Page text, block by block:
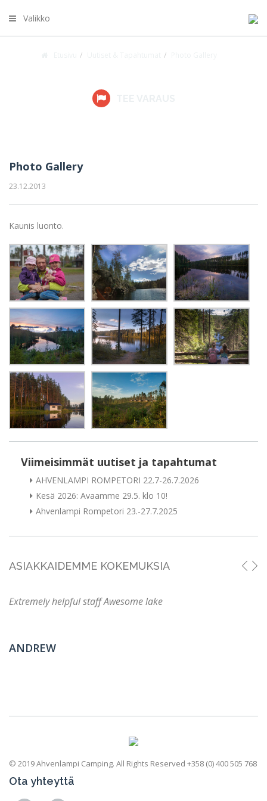
Valikko
Photo Gallery
23.12.2013
Kaunis luonto.
Viimeisimmät uutiset ja tapahtumat
AHVENLAMPI ROMPETORI 22.7-26.7.2026
Kesä 2026: Avaamme 29.5. klo 10!
Ahvenlampi Rompetori 23.-27.7.2025
ASIAKKAIDEMME KOKEMUKSIA
Extremely helpful staff Awesome lake
ANDREW
© 2019 Ahvenlampi Camping. All Rights Reserved +358 (0) 400 505 768
Ota yhteyttä